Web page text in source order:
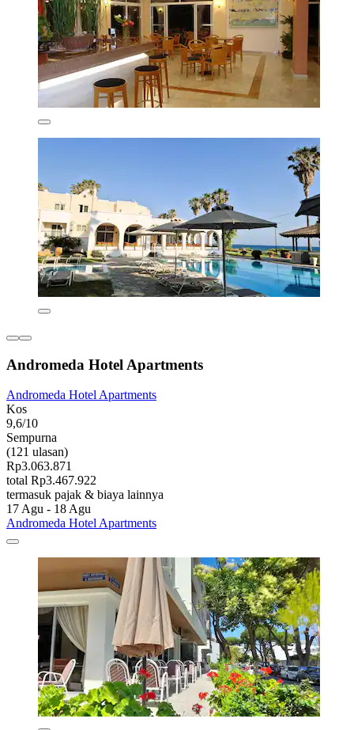
Andromeda Hotel Apartments
Andromeda Hotel Apartments
Kos
9,6/10
Sempurna
(121 ulasan)
Rp3.063.871
total Rp3.467.922
termasuk pajak & biaya lainnya
17 Agu - 18 Agu
Andromeda Hotel Apartments